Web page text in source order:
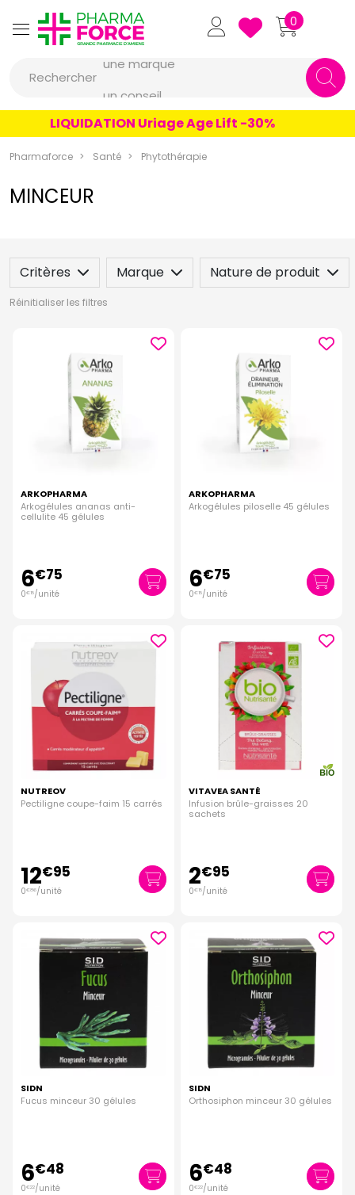
Pharmaforce Grande Pharmacie
0
Rechercher
une marque
un produit
une marque
LIQUIDATION Uriage Age Lift -30%
Pharmaforce Santé Phytothérapie
MINCEUR
Critères Marque Nature de produit
Réinitialiser les filtres
ARKOPHARMA
Arkogélules ananas anti-
cellulite 45 gélules
6€75
0€ 15/unité
ARKOPHARMA
Arkogélules piloselle 45 gélules
6€75
0€ 15/unité
NUTREOV
Pectiligne coupe-faim 15 carrés
12€95
0€86/unité
VITAVEA SANTÉ
Infusion brûle-graisses 20
sachets
2€95
0€ 15/unité
SIDN
Fucus minceur 30 gélules
6€48
0€22/unité
SIDN
Orthosiphon minceur 30 gélules
6€48
0€22/unité